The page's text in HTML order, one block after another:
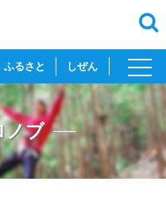
ふるさと しぜん
toggle
ノブ